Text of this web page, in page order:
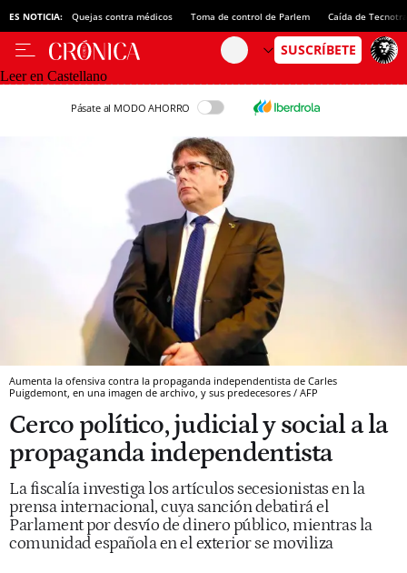
ES NOTICIA: Quejas contra médicos Toma de control de Parlem Caída de
Leer en Castellano
Pásate al MODO AHORRO
Aumenta la ofensiva contra la propaganda independentista de Carles
Puigdemont, en una imagen de archivo, y sus predecesores / AFP
Cerco político, judicial y social a la
propaganda independentista
La fiscalía investiga los artículos secesionistas en la
prensa internacional, cuya sanción debatirá el
Parlament por desvío de dinero público, mientras la
comunidad española en el exterior se moviliza